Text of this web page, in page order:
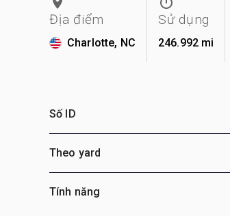
Địa điểm
Charlotte, NC
Sử dụng
246.992 mi
Số ID
Theo yard
Tính năng